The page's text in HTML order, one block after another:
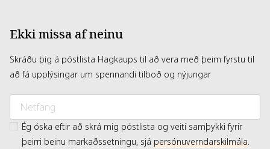
Ekki missa af neinu
Skráðu þig á póstlista Hagkaups til að vera með þeim fyrstu til
að fá upplýsingar um spennandi tilboð og nýjungar
Ég óska eftir að skrá mig póstlista og veiti samþykki fyrir
þeirri beinu markaðssetningu, sjá persónuverndarskilmála.